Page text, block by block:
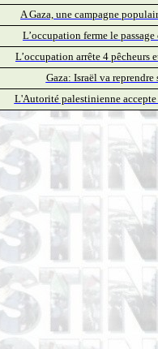
A Gaza, une campagne
L’occupation ferme le
L’occupation arrête 4 pêcheurs
Gaza: Israël va
L'Autorité palestinienne